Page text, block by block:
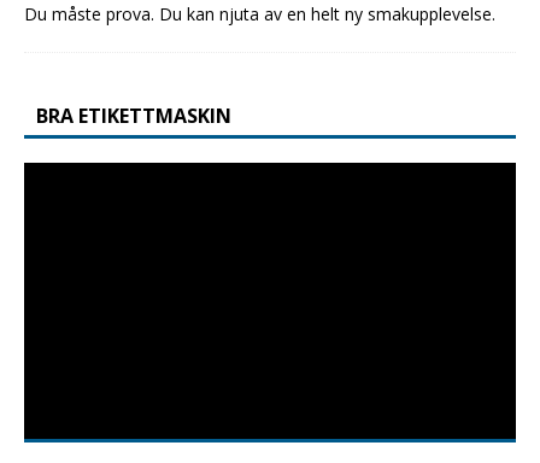
Du måste prova. Du kan njuta av en helt ny smakupplevelse.
BRA ETIKETTMASKIN